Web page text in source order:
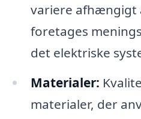
variere afhængigt
foretages
det elektriske
Materialer:
materialer, der